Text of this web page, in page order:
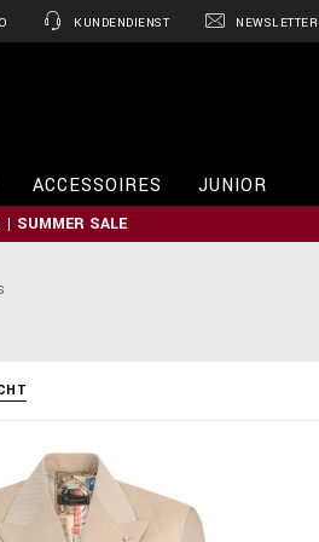
KUNDENDIENST NEWSLETTER
ACCESSOIRES JUNIOR
| SUMMER SALE